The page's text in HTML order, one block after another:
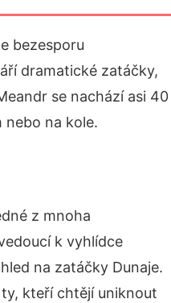
bezesporu
dramatické zatáčky,
se nachází asi 40
nebo na kole.
z mnoha
k vyhlídce
na zatáčky Dunaje.
kteří chtějí uniknout